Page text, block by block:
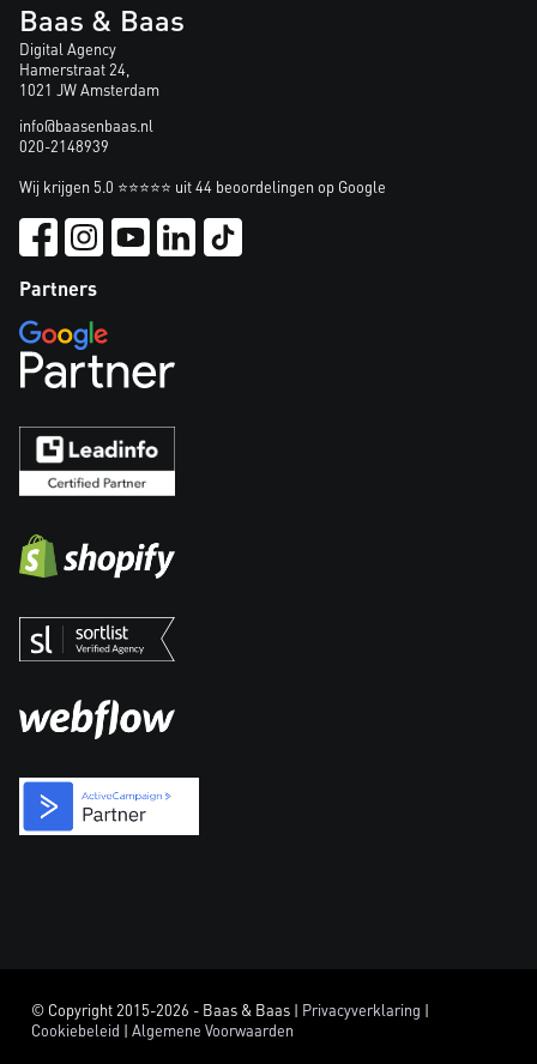
Baas & Baas
Digital Agency
Hamerstraat 24,
1021 JW Amsterdam
info@baasenbaas.nl
020-2148939
Wij krijgen 5.0 ⭐⭐⭐⭐⭐ uit 44 beoordelingen op Google
Partners
© Copyright 2015-2026 - Baas & Baas | Privacyverklaring |
Cookiebeleid | Algemene Voorwaarden